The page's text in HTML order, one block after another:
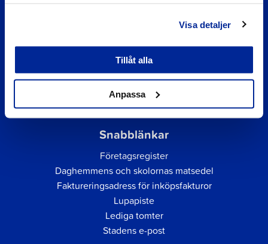
Visa detaljer
Tillåt alla
Anpassa
Snabblänkar
Företagsregister
Daghemmens och skolornas matsedel
Faktureringsadress för inköpsfakturor
Lupapiste
Lediga tomter
Stadens e-post